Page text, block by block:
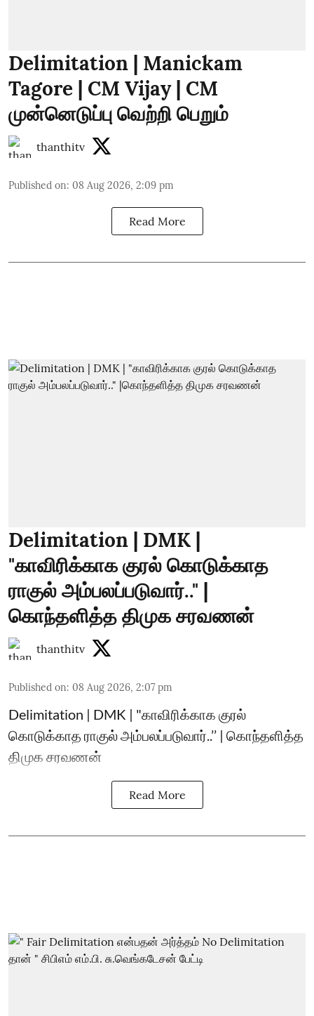
Delimitation | Manickam
Tagore | CM Vijay | CM
முன்னெடுப்பு வெற்றி பெறும்
thanthitv
Published on: 08 Aug 2026, 2:09 pm
Read More
Delimitation | DMK |
"காவிரிக்காக குரல் கொடுக்காத
ராகுல் அம்பலப்படுவார்.." |
கொந்தளித்த திமுக சரவணன்
thanthitv
Published on: 08 Aug 2026, 2:07 pm
Delimitation | DMK | "காவிரிக்காக குரல்
கொடுக்காத ராகுல் அம்பலப்படுவார்..’’ | கொந்தளித்த
திமுக சரவணன்
Read More